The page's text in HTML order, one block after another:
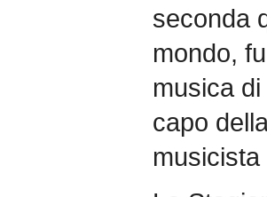
seconda
mondo,
musica
capo
musicista